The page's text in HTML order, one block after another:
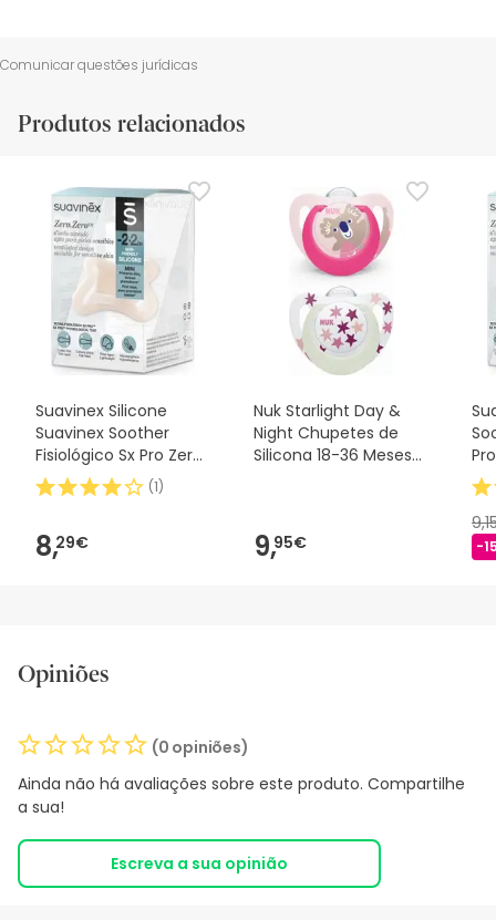
Comunicar questões jurídicas
Produtos relacionados
Suavinex Silicone
Suavinex Soother
Fisiológico Sx Pro Zero
2m 1 peça
(1)
8,29€
Nuk Starlight Day &
Night Chupetes de
Silicona 18-36 Meses
9,95€ -
Opiniões
(0 opiniões)
Ainda não há avaliações sobre este produto. Compartilhe
a sua!
Escreva a sua opinião